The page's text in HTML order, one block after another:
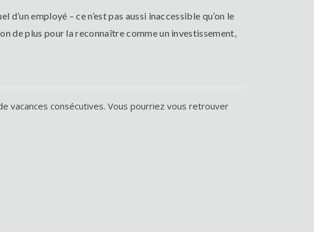
employé – ce n’est pas aussi inaccessible qu’on le
de plus pour la reconnaître comme un investissement,
vacances consécutives. Vous pourriez vous retrouver